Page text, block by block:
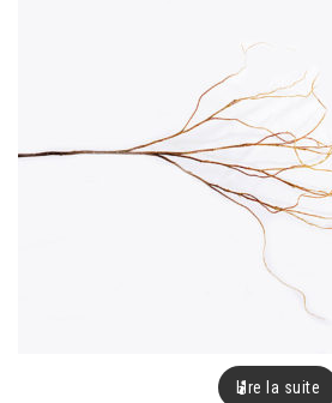
Lire la suite